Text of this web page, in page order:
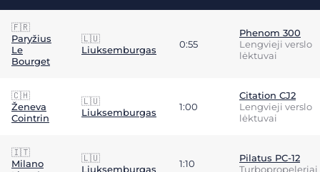
🇫🇷
Paryžius
Le
Bourget
🇱🇺
Liuksemburgas
0:55
Phenom 300
Lengvieji verslo
lėktuvai
🇨🇭
Ženeva
Cointrin
🇱🇺
Liuksemburgas
1:00
Citation CJ2
Lengvieji verslo
lėktuvai
🇮🇹
Milano
🇱🇺
Liuksemburgas
1:10
Pilatus PC-12
Turbopropeleriai